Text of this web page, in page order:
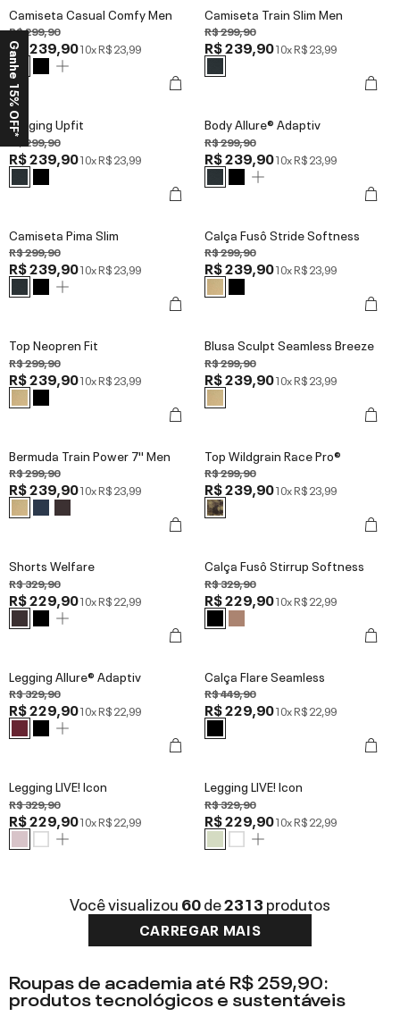
Camiseta Casual Comfy Men
R$ 299,90
R$ 239,9010xR$ 23,99
Camiseta Train Slim Men
R$ 299,90
R$ 239,9010xR$ 23,99
Legging Upfit
R$ 299,90
R$ 239,9010xR$ 23,99
Body Allure® Adaptiv
R$ 299,90
R$ 239,9010xR$ 23,99
Camiseta Pima Slim
R$ 299,90
R$ 239,9010xR$ 23,99
Calça Fusô Stride Softness
R$ 299,90
R$ 239,9010xR$ 23,99
Top Neopren Fit
R$ 299,90
R$ 239,9010xR$ 23,99
Blusa Sculpt Seamless Breeze
R$ 299,90
R$ 239,9010xR$ 23,99
Bermuda Train Power 7'' Men
R$ 299,90
R$ 239,9010xR$ 23,99
Top Wildgrain Race Pro®
R$ 299,90
R$ 239,9010xR$ 23,99
Shorts Welfare
R$ 329,90
R$ 229,9010xR$ 22,99
Calça Fusô Stirrup Softness
R$ 329,90
R$ 229,9010xR$ 22,99
Legging Allure® Adaptiv
R$ 329,90
R$ 229,9010xR$ 22,99
Calça Flare Seamless
R$ 449,90
R$ 229,9010xR$ 22,99
Legging LIVE! Icon
R$ 329,90
R$ 229,9010xR$ 22,99
Legging LIVE! Icon
R$ 329,90
R$ 229,9010xR$ 22,99
Você visualizou60de2313produtos
CARREGAR MAIS
Roupas de academia até R$ 259,90:
produtos tecnológicos e sustentáveis
Ganhe 15% OFF*